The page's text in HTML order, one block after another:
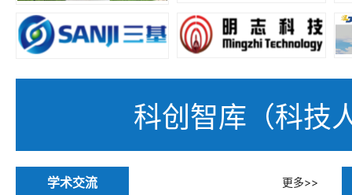
科创智库（科技
学术交流 更多>>